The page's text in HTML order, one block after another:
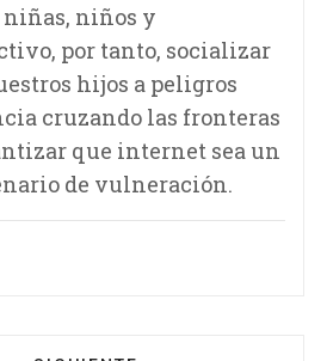
niñas, niños y
por tanto, socializar
hijos a peligros
cruzando las fronteras
que internet sea un
de vulneración.